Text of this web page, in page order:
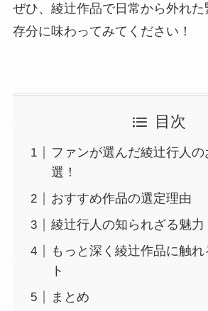
ぜひ、綾辻作品で日常から外れた
存分に味わってみてください！
目次
ファンが選んだ綾辻行人
選！
おすすめ作品の選定理由
綾辻行人の知られざる魅力
もっと深く綾辻作品に触
ト
まとめ